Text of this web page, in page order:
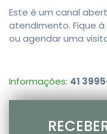
Este é um canal
atendimento. Fique
ou agendar uma
Informações: 41